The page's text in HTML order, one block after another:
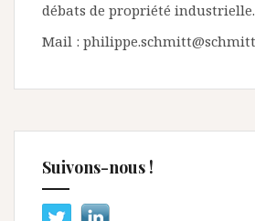
débats de propriété industrielle.
Mail :
Suivons-nous !